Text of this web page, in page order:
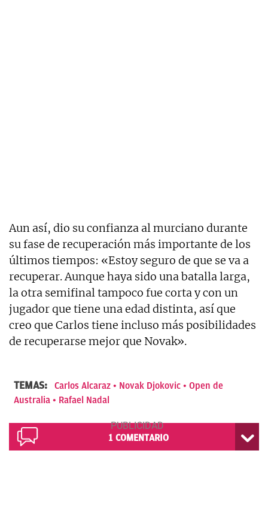
Aun así, dio su confianza al murciano durante
su fase de recuperación más importante de los
últimos tiempos: «Estoy seguro de que se va a
recuperar. Aunque haya sido una batalla larga,
la otra semifinal tampoco fue corta y con un
jugador que tiene una edad distinta, así que
creo que Carlos tiene incluso más posibilidades
de recuperarse mejor que Novak».
TEMAS: Carlos Alcaraz Novak Djokovic
Open de
Australia
Rafael Nadal
1 COMENTARIO